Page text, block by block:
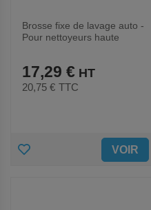
Brosse fixe de lavage auto -
Pour nettoyeurs haute
17,29 €
20,75 € TTC
AJOUTER VOIR